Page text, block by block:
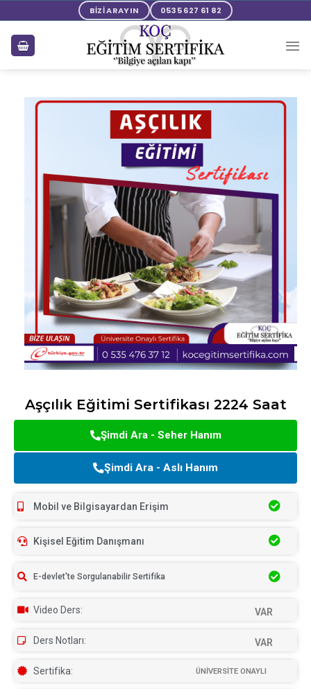
BİZİ ARAYIN 0535 627 61 82
Aşçılık Eğitimi Sertifikası 2224 Saat
Şimdi Ara - Seher Hanım
Şimdi Ara - Aslı Hanım
Mobil ve Bilgisayardan Erişim
Kişisel Eğitim Danışmanı
E-devlet'te Sorgulanabilir Sertifika
Video Ders: VAR
Ders Notları: VAR
Sertifika: ÜNİVERSİTE ONAYLI